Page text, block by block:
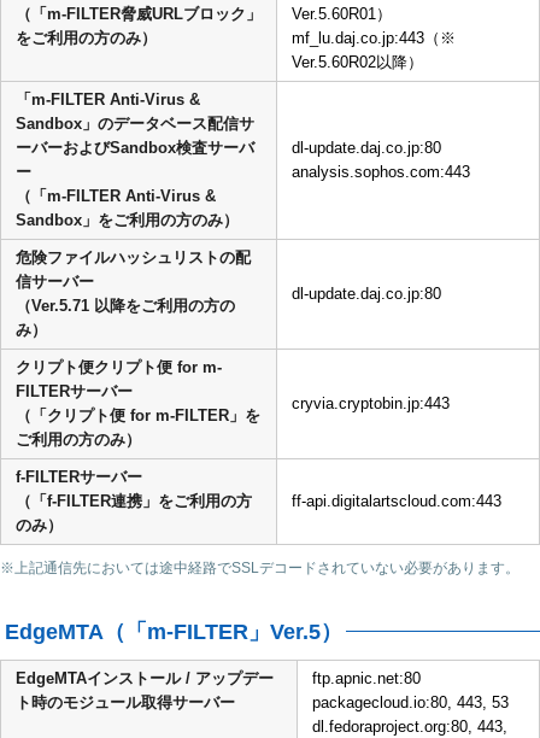
（「m-FILTER脅威URLブロック」
をご利用の方のみ）
Ver.5.60R01）
mf_lu.daj.co.jp:443（※
Ver.5.60R02以降）
「m-FILTER Anti-Virus &
Sandbox」のデータベース配信サ
ーバーおよびSandbox検査サーバ
ー
（「m-FILTER Anti-Virus &
Sandbox」をご利用の方のみ）
dl-update.daj.co.jp:80
analysis.sophos.com:443
危険ファイルハッシュリストの配
信サーバー
（Ver.5.71 以降をご利用の方の
み）
dl-update.daj.co.jp:80
クリプト便クリプト便 for m-
FILTERサーバー
（「クリプト便 for m-FILTER」を
ご利用の方のみ）
cryvia.cryptobin.jp:443
f-FILTERサーバー
（「f-FILTER連携」をご利用の方
のみ）
ff-api.digitalartscloud.com:443
※上記通信先においては途中経路でSSLデコードされていない必要があります。
EdgeMTA（「m-FILTER」Ver.5）
EdgeMTAインストール / アップデー
ト時のモジュール取得サーバー
ftp.apnic.net:80
packagecloud.io:80, 443, 53
dl.fedoraproject.org:80, 443,